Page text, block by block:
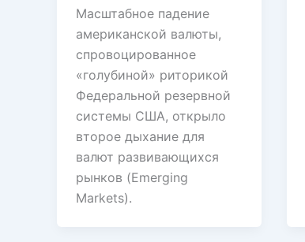
Масштабное падение
американской валюты,
спровоцированное
«голубиной» риторикой
Федеральной резервной
системы США, открыло
второе дыхание для
валют развивающихся
рынков (Emerging
Markets).